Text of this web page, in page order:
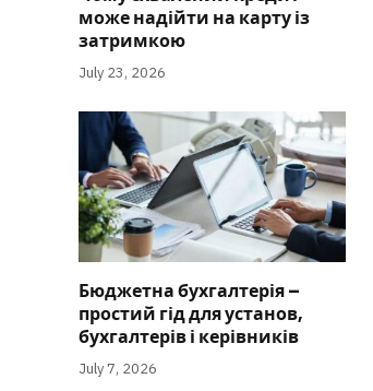
може надійти на карту із
затримкою
July 23, 2026
Бюджетна бухгалтерія –
простий гід для установ,
бухгалтерів і керівників
July 7, 2026